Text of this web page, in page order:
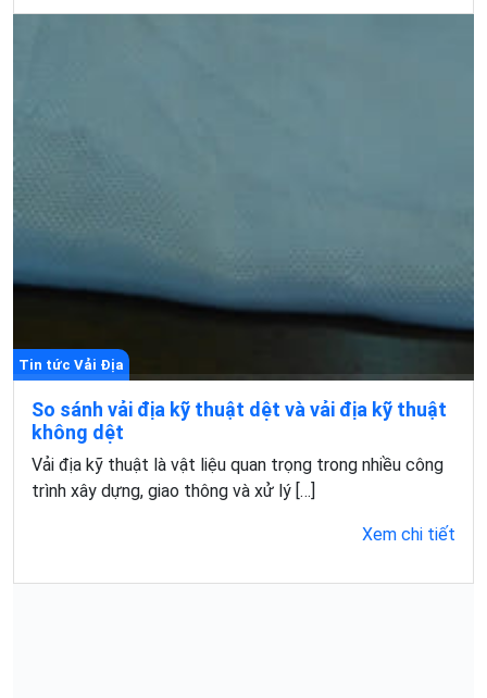
Tin tức Vải Địa
So sánh vải địa kỹ thuật dệt và vải địa kỹ thuật
không dệt
Vải địa kỹ thuật là vật liệu quan trọng trong nhiều công
trình xây dựng, giao thông và xử lý […]
Xem chi tiết